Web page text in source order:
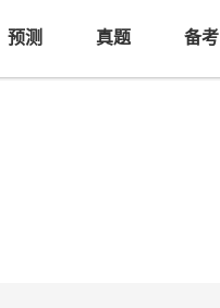
预测 真题 备考